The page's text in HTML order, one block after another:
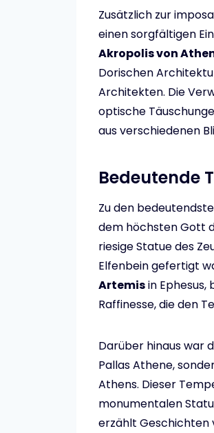
Zusätzlich zur
einen sorgfältigen
Akropolis von
Dorischen
Architekten. Die
optische
aus verschiedenen
Bedeutende
Zu den
dem höchsten Gott
riesige Statue des
Elfenbein gefertigt
Artemisin
Raffinesse, die den
Darüber hinaus war
Pallas Athene,
Athens. Dieser
monumentalen
erzählt Geschichten